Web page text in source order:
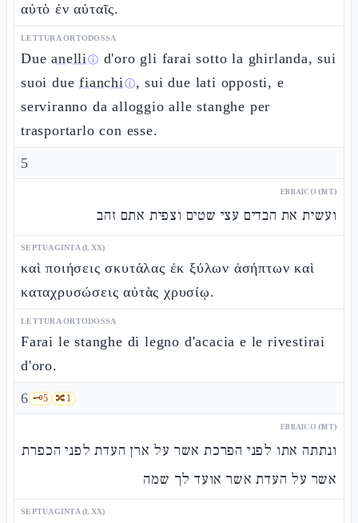
αὐτὸ ἐν αὐταῖς.
LETTURA ORTODOSSA
Dueanelliⓘ d'oro gli farai sotto la ghirlanda, sui
suoi duefianchiⓘ, sui due lati opposti, e
serviranno da alloggio alle stanghe per
trasportarlo con esse.
5
EBRAICO (MT)
ועשית את הבדים עצי שטים וצפית אתם זהב
SEPTUAGINTA (LXX)
καὶ ποιήσεις σκυτάλας ἐκ ξύλων ἀσήπτων καὶ
καταχρυσώσεις αὐτὰς χρυσίῳ.
LETTURA ORTODOSSA
Farai le stanghe di legno d'acacia e le rivestirai
d'oro.
6 🗝️5 🔀1
EBRAICO (MT)
ונתתה אתו לפני הפרכת אשר על ארן העדת לפני הכפרת
אשר על העדת אשר אועד לך שמה
SEPTUAGINTA (LXX)